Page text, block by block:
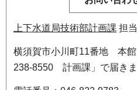
上下水道局技術部計画課 担
横須賀市小川町11番地 本館
238-8550 計画課」で届きま